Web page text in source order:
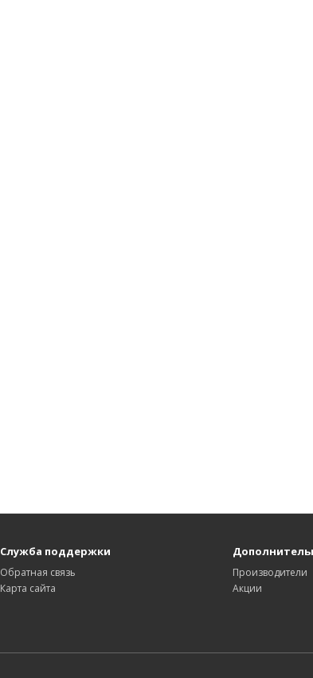
Служба поддержки
Обратная связь
Карта сайта
Производители
Акции